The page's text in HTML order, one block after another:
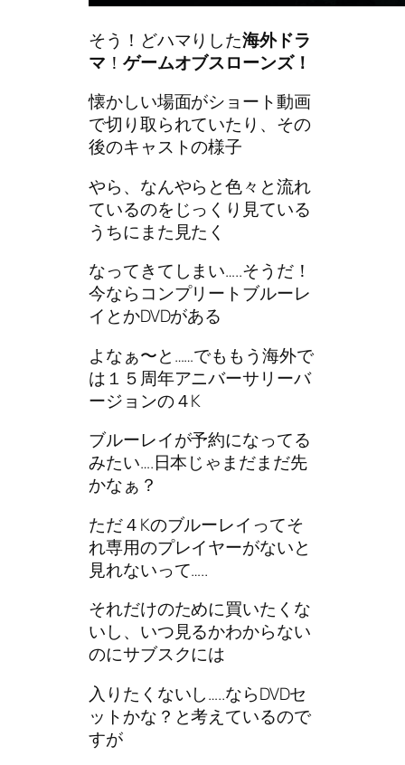
そう！どハマりした海外ドラ
マ ！ ゲームオブスローンズ！
懐かしい場面がショート動画
で切り取られていたり、その
後のキャストの様子
やら、なんやらと色々と流れ
ているのをじっくり見ている
うちにまた見たく
なってきてしまい…..そうだ！
今ならコンプリートブルーレ
イとかDVDがある
よなぁ〜と……でももう海外で
は１５周年アニバーサリーバ
ージョンの４K
ブルーレイが予約になってる
みたい….日本じゃまだまだ先
かなぁ？
ただ４Kのブルーレイってそ
れ専用のプレイヤーがないと
見れないって…..
それだけのために買いたくな
いし、いつ見るかわからない
のにサブスクには
入りたくないし…..ならDVDセ
ットかな？と考えているので
すが